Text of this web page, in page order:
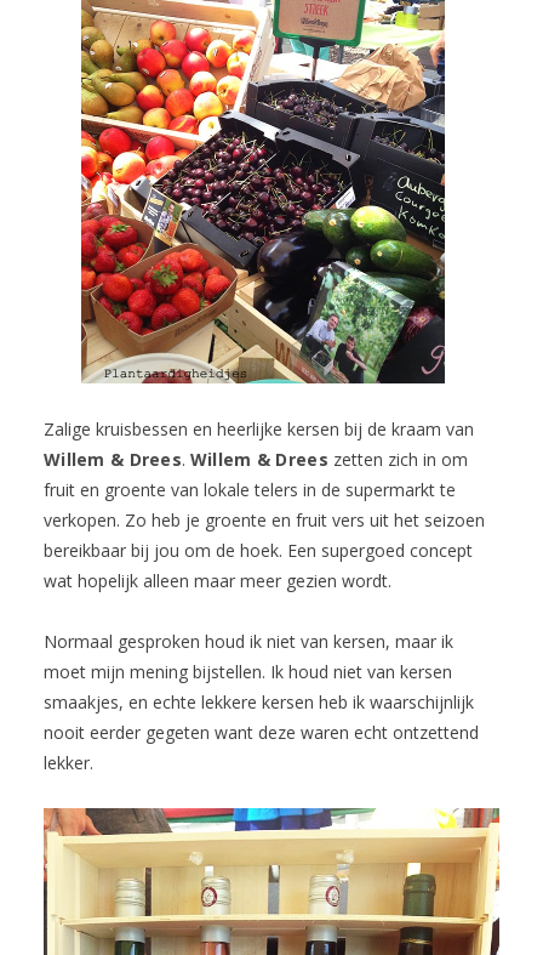
Zalige kruisbessen en heerlijke kersen bij de kraam van
Willem & Drees. Willem & Drees zetten zich in om
fruit en groente van lokale telers in de supermarkt te
verkopen. Zo heb je groente en fruit vers uit het seizoen
bereikbaar bij jou om de hoek. Een supergoed concept
wat hopelijk alleen maar meer gezien wordt.
Normaal gesproken houd ik niet van kersen, maar ik
moet mijn mening bijstellen. Ik houd niet van kersen
smaakjes, en echte lekkere kersen heb ik waarschijnlijk
nooit eerder gegeten want deze waren echt ontzettend
lekker.